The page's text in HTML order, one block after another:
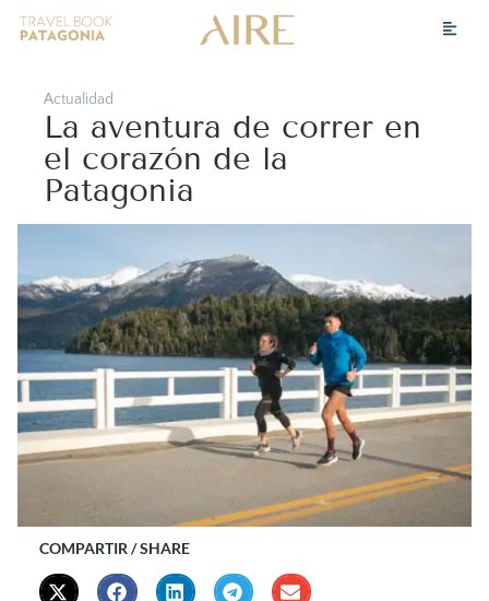
Actualidad
La aventura de correr en
el corazón de la
Patagonia
COMPARTIR / SHARE